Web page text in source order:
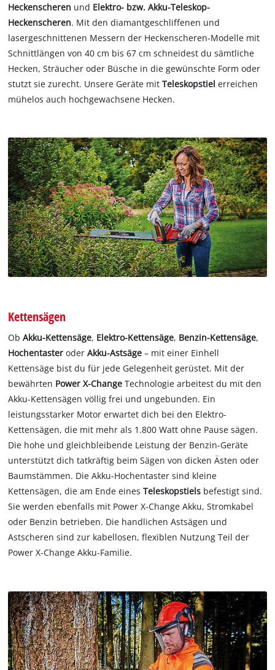
Heckenscheren und Elektro- bzw. Akku-Teleskop-
Heckenscheren. Mit den diamantgeschliffenen und
lasergeschnittenen Messern der Heckenscheren-Modelle mit
Schnittlängen von 40 cm bis 67 cm schneidest du sämtliche
Hecken, Sträucher oder Büsche in die gewünschte Form oder
stutzt sie zurecht. Unsere Geräte mitTeleskopstielerreichen
mühelos auch hochgewachsene Hecken.
Kettensägen
ObAkku-Kettensäge, Elektro-Kettensäge, Benzin-Kettensäge,
HochentasteroderAkku-Astsäge – mit einer Einhell
Kettensäge bist du für jede Gelegenheit gerüstet. Mit der
bewährten Power X-Change Technologie arbeitest du mit den
Akku-Kettensägen völlig frei und ungebunden. Ein
leistungsstarker Motor erwartet dich bei den Elektro-
Kettensägen, die mit mehr als 1.800 Watt ohne Pause sägen.
Die hohe und gleichbleibende Leistung der Benzin-Geräte
unterstützt dich tatkräftig beim Sägen von dicken Ästen oder
Baumstämmen. Die Akku-Hochentaster sind kleine
Kettensägen, die am Ende einesTeleskopstiels befestigt sind.
Sie werden ebenfalls mit Power X-Change Akku, Stromkabel
oder Benzin betrieben. Die handlichen Astsägen und
Astscheren sind zur kabellosen, flexiblen Nutzung Teil der
Power X-Change Akku-Familie.